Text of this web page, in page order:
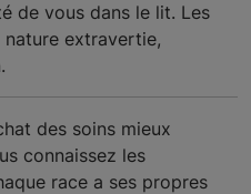
de vous dans le lit. Les
extravertie,
des soins mieux
connaissez les
race a ses propres